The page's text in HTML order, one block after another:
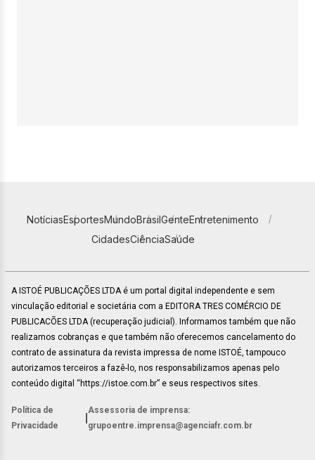
NotíciasEsportesMundoBrasilGenteEntretenimento
CidadesCiênciaSaúde
A ISTOÉ PUBLICAÇÕES LTDA é um portal digital independente e sem
vinculação editorial e societária com a EDITORA TRES COMÉRCIO DE
PUBLICACÕES LTDA (recuperação judicial). Informamos também que não
realizamos cobranças e que também não oferecemos cancelamento do
contrato de assinatura da revista impressa de nome ISTOÉ, tampouco
autorizamos terceiros a fazê-lo, nos responsabilizamos apenas pelo
conteúdo digital “https://istoe.com.br” e seus respectivos sites.
Política de
Privacidade
Assessoria de imprensa:
grupoentre.imprensa@agenciafr.com.br